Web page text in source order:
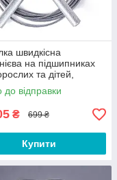
швидкісна
на підшипниках
та дітей,
кросфіту, схуднення,
F1S
до відправки
₴ 699 ₴
Купити